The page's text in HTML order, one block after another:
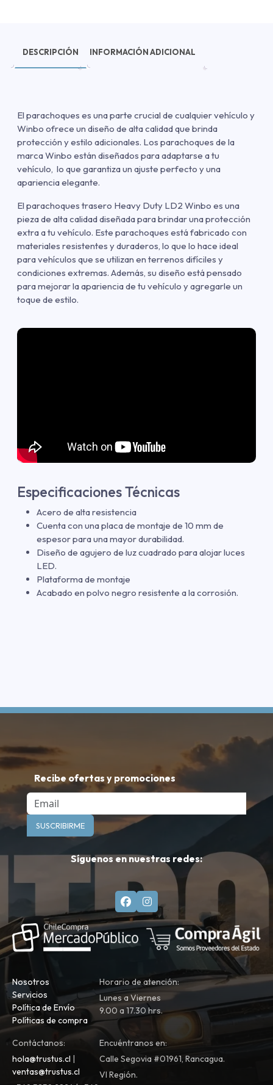
DESCRIPCIÓN INFORMACIÓN ADICIONAL
El parachoques es una parte crucial de cualquier vehículo y
Winbo ofrece un diseño de alta calidad que brinda
protección y estilo adicionales. Los parachoques de la
marca Winbo están diseñados para adaptarse a tu
vehículo, lo que garantiza un ajuste perfecto y una
apariencia elegante.
El parachoques trasero Heavy Duty LD2 Winbo es una
pieza de alta calidad diseñada para brindar una protección
extra a tu vehículo. Este parachoques está fabricado con
materiales resistentes y duraderos, lo que lo hace ideal
para vehículos que se utilizan en terrenos difíciles y
condiciones extremas. Además, su diseño está pensado
para mejorar la apariencia de tu vehículo y agregarle un
toque de estilo.
Especificaciones Técnicas
Acero de alta resistencia
Cuenta con una placa de montaje de 10 mm de
espesor para una mayor durabilidad.
Diseño de agujero de luz cuadrado para alojar luces
LED.
Plataforma de montaje
Acabado en polvo negro resistente a la corrosión.
Recibe ofertas y promociones
Email
SUSCRIBIRME
Síguenos en nuestras redes:
Nosotros
Servicios
Política de Envío
Políticas de compra
Horario de atención:
Lunes a Viernes
9.00 a 17.30 hrs.
Contáctanos:
hola@trustus.cl |
ventas@trustus.cl
Encuéntranos en:
Calle Segovia #01961, Rancagua.
VI Región.